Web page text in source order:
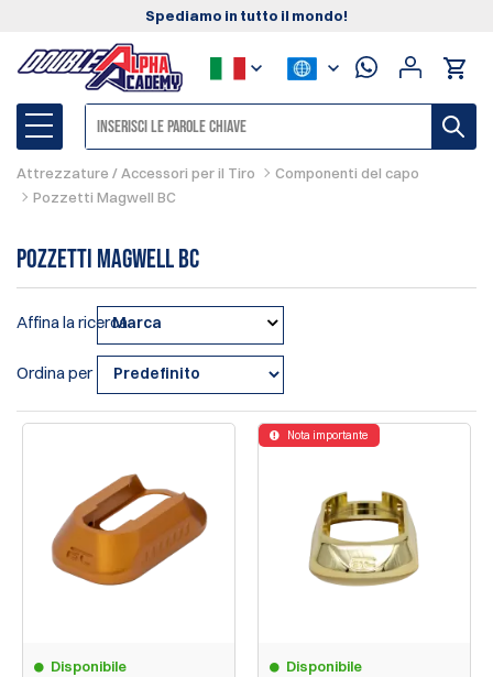
Spediamo in tutto il mondo!
Attrezzature / Accessori per il Tiro
Componenti del capo
Pozzetti Magwell BC
Pozzetti Magwell BC
Affina la ricercaMarca
Ordina per
Disponibile Disponibile
Nota importante